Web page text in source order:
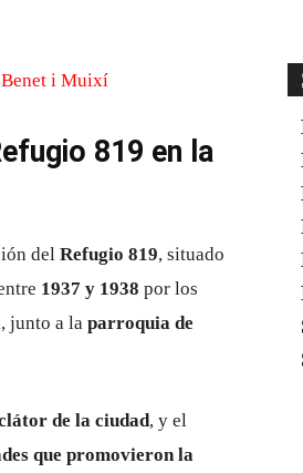
819 en la
del Refugio 819, situado
1937 y 1938 por los
junto a la parroquia de
de la ciudad, y el
que promovieron la